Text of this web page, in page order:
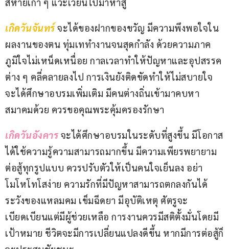
สหายเก่า ๆ แวะเวียนไปมาหาสู่
เกิดวันจันทร์ จะได้ของฝากของขวัญ มีความพึงพอใจใน
ผลงานของตน ทุ่มเททำงานจนสุดกำลัง ด้วยความภาค
ภูมิใจไม่เหน็ดเหนื่อย กาลเวลาทำให้ปัญหาและอุปสรรค
ต่าง ๆ คลี่คลายลงไป การเงินยังติดขัดทำให้ไม่สบายใจ
จะได้ศึกษาอบรมเพิ่มเติม มีคนต่างถิ่นเข้ามาคบหา
สมาคมด้วย ควรขอคุณพระคุ้มครองรักษา
เกิดวันอังคาร จะได้ศึกษาอบรมในระดับที่สูงขึ้น มีโอกาส
ได้ใช้ความรู้ความสามารถมากขึ้น มีความเพียรพยายาม
ต่อสู้ทุกรูปแบบ ควรปรับตัวให้เป็นคนใจเย็นลง อย่า
โมโหโทโสง่าย ความรักที่มีปัญหาสามารถตกลงกันได้
ระวังของแหลมคม เข็มฉีดยา มีอุบัติเหตุ ศัตรูจะ
เบียดเบียนแต่มีผู้ช่วยเหลือ การงานควรมีสติตั้งมั่นโดยมี
เป้าหมาย ชีวิตจะมีการเปลี่ยนแปลงดีขึ้น หากมีการต่อสู้ก็